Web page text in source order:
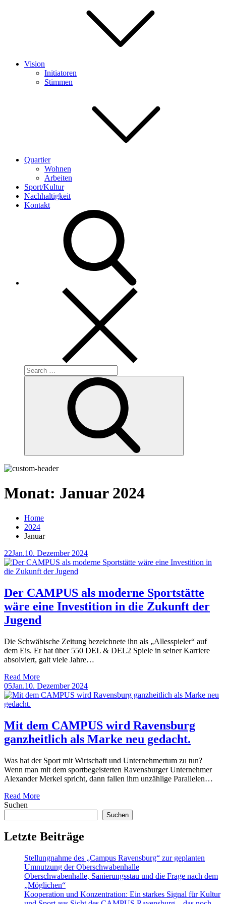
Vision
Initiatoren
Stimmen
Quartier
Wohnen
Arbeiten
Sport/Kultur
Nachhaltigkeit
Kontakt
Search
for:
Monat: Januar 2024
Home
2024
Januar
Posted
on
22Jan.10. Dezember 2024
Der CAMPUS als moderne Sportstätte
wäre eine Investition in die Zukunft der
Jugend
Die Schwäbische Zeitung bezeichnete ihn als „Allesspieler“ auf
dem Eis. Er hat über 550 DEL & DEL2 Spiele in seiner Karriere
absolviert, galt viele Jahre…
Read More
Posted
on
05Jan.10. Dezember 2024
Mit dem CAMPUS wird Ravensburg
ganzheitlich als Marke neu gedacht.
Was hat der Sport mit Wirtschaft und Unternehmertum zu tun?
Wenn man mit dem sportbegeisterten Ravensburger Unternehmer
Alexander Merkel spricht, dann fallen ihm unzählige Parallelen…
Read More
Suchen
Suchen
Letzte Beiträge
Stellungnahme des „Campus Ravensburg“ zur geplanten
Umnutzung der Oberschwabenhalle
Oberschwabenhalle, Sanierungsstau und die Frage nach dem
„Möglichen“
Kooperation und Konzentration: Ein starkes Signal für Kultur